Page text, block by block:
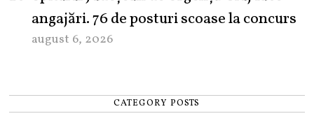
angajări. 76 de posturi scoase la concurs
august 6, 2026
CATEGORY POSTS